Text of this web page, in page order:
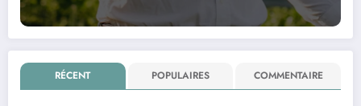
RÉCENT POPULAIRES COMMENTAIRE